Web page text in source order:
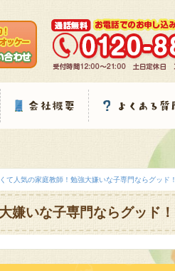
て人気の家庭教師！勉強大嫌いな子専門ならグッド！
嫌いな子専門ならグッド！